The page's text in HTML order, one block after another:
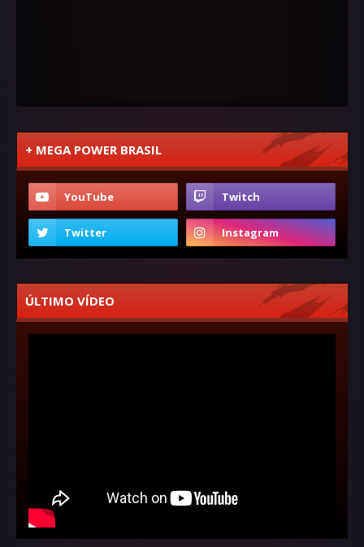
+ MEGA POWER BRASIL
ÚLTIMO VÍDEO